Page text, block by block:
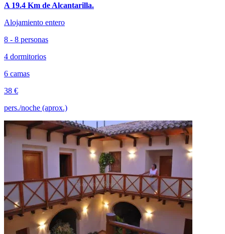
A 19.4 Km de Alcantarilla.
Alojamiento entero
8 - 8 personas
4 dormitorios
6 camas
38 €
pers./noche (aprox.)